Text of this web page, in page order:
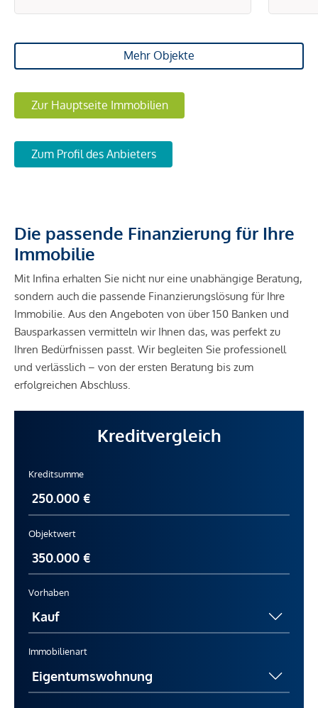
Mehr Objekte
Zur Hauptseite Immobilien
Zum Profil des Anbieters
Die passende Finanzierung für Ihre
Immobilie
Mit Infina erhalten Sie nicht nur eine unabhängige Beratung,
sondern auch die passende Finanzierungslösung für Ihre
Immobilie. Aus den Angeboten von über 150 Banken und
Bausparkassen vermitteln wir Ihnen das, was perfekt zu
Ihren Bedürfnissen passt. Wir begleiten Sie professionell
und verlässlich – von der ersten Beratung bis zum
erfolgreichen Abschluss.
Kreditvergleich
Kreditsumme
Objektwert
Vorhaben
Immobilienart